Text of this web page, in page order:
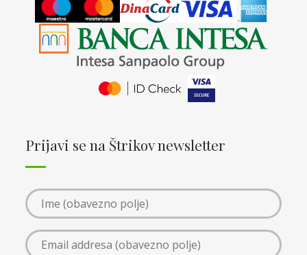
Prijavi se na Štrikov newsletter